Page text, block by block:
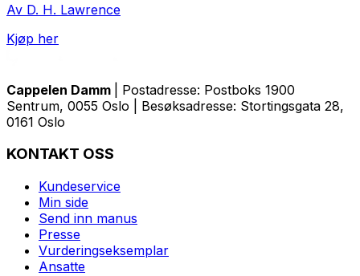
Av D. H. Lawrence
Kjøp her
Cappelen Damm
| Postadresse: Postboks 1900
Sentrum, 0055 Oslo | Besøksadresse: Stortingsgata 28,
0161 Oslo
KONTAKT OSS
Kundeservice
Min side
Send inn manus
Presse
Vurderingseksemplar
Ansatte